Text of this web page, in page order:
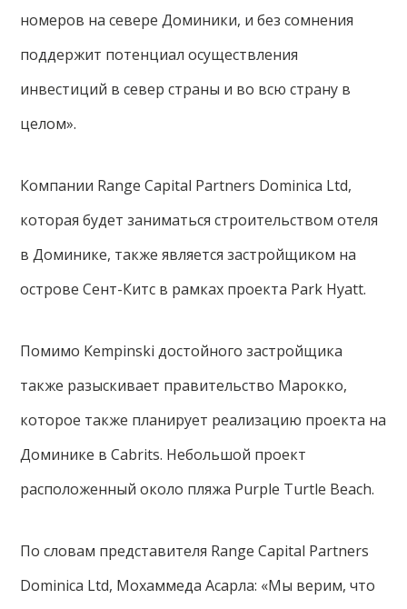
номеров на севере Доминики, и без сомнения
поддержит потенциал осуществления
инвестиций в север страны и во всю страну в
целом».
Компании Range Capital Partners Dominica Ltd,
которая будет заниматься строительством отеля
в Доминике, также является застройщиком на
острове Сент-Китс в рамках проекта Park Hyatt.
Помимо Kempinski достойного застройщика
также разыскивает правительство Марокко,
которое также планирует реализацию проекта на
Доминике в Cabrits. Небольшой проект
расположенный около пляжа Purple Turtle Beach.
По словам представителя Range Capital Partners
Dominica Ltd, Мохаммеда Асарла: «Мы верим, что